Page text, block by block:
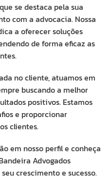
se destaca pela sua
com a advocacia. Nossa
a oferecer soluções
de forma eficaz as
no cliente, atuamos em
buscando a melhor
positivos. Estamos
e proporcionar
clientes.
em nosso perfil e conheça
Advogados
crescimento e sucesso.